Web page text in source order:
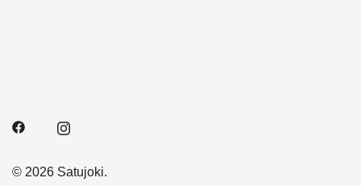
© 2026 Satujoki.